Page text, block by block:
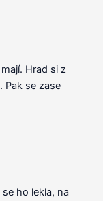
Hrad si z
Pak se zase
ho lekla, na